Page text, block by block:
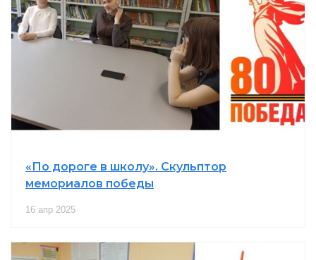
«По дороге в школу». Скульптор
мемориалов победы
16 апр 2025